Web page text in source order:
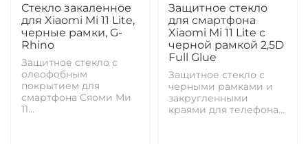
Стекло закаленное
для Xiaomi Mi 11 Lite,
черные рамки, G-
Rhino
Защитное стекло с
олеофобным
покрытием для
смартфона Сяоми Ми
11...
Защитное стекло
для смартфона
Xiaomi Mi 11 Lite с
черной рамкой 2,5D
Full Glue
Защитное стекло с
черными рамками и
закругленными
краями для телефона...